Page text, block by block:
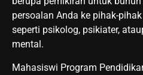
persoalan Anda ke pihak-
seperti psikolog, psikiater,
mental.
Mahasiswi Program